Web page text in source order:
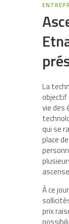
La
objectif
vie des
qui se
place
À ce
prix